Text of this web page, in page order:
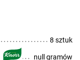
8 sztuk
null gramów